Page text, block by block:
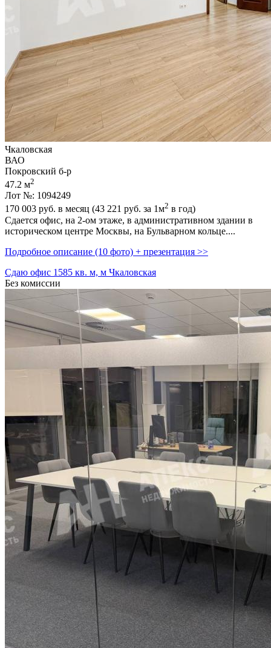
Чкаловская
ВАО
Покровский б-р
47.2 м2
Лот №: 1094249
170 003 руб. в месяц (43 221 руб. за 1м2 в год)
Сдается офис,­ на 2-ом этаже,­ в административном здании в
историческом центре Москвы,­ на Бульварном кольце....
Подробное описание (10 фото) + презентация >>
Сдаю офис 1585 кв. м, м Чкаловская
Без комиссии